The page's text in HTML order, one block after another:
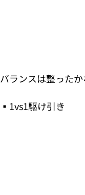
バランスは整った
▪️1vs1駆け引き